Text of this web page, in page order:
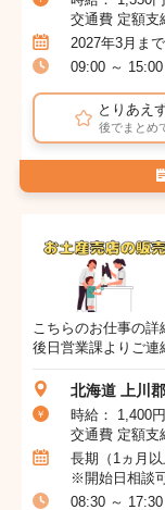
交通費 定額支
2027年3月まで
09:00 ～
とりあえ
後でまとめ
こちらのお仕事の詳
後日営業課よりご連
北海道 上川
時給： 1,400円
交通費 定額支
長期（1ヵ月以
※開始日相談
08:30 ～